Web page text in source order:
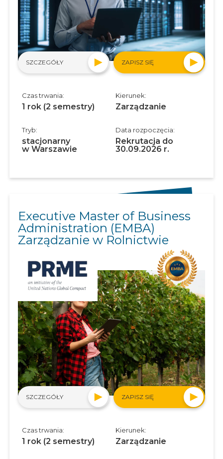
SZCZEGÓŁY ZAPISZ SIĘ
Czas trwania:
1 rok (2 semestry)
Kierunek:
Zarządzanie
Tryb:
stacjonarny
w Warszawie
Data rozpoczęcia:
Rekrutacja do
30.09.2026 r.
Executive Master of Business
Administration (EMBA)
Zarządzanie w Rolnictwie
SZCZEGÓŁY ZAPISZ SIĘ
Czas trwania:
1 rok (2 semestry)
Kierunek:
Zarządzanie